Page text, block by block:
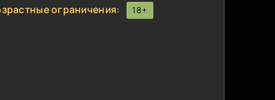
ограничения: 18+